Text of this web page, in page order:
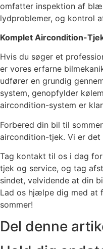
omfatter inspektion af
lydproblemer, og kontrol
Komplet Aircondition-
Hvis du søger et
er vores erfarne
udfører en grundig
system, genopfylder
aircondition-system er
Forbered din bil til
aircondition-tjek. Vi er det
Tag kontakt til os i dag
tjek og service, og tag
sindet, velvidende at din
Lad os hjælpe dig med at
sommer!
Del denne